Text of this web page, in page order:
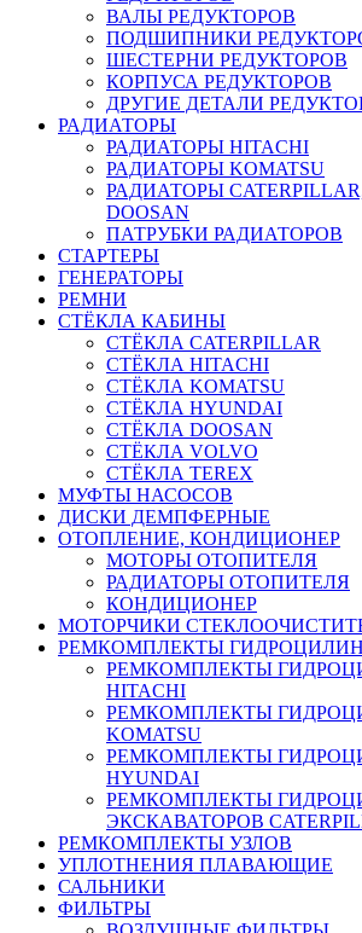
ВАЛЫ РЕДУКТОРОВ
ПОДШИПНИКИ
ШЕСТЕРНИ РЕДУКТОРОВ
КОРПУСА РЕДУКТОРОВ
ДРУГИЕ ДЕТАЛИ
РАДИАТОРЫ
РАДИАТОРЫ HITACHI
РАДИАТОРЫ KOMATSU
РАДИАТОРЫ
DOOSAN
ПАТРУБКИ РАДИАТОРОВ
СТАРТЕРЫ
ГЕНЕРАТОРЫ
РЕМНИ
СТЁКЛА КАБИНЫ
СТЁКЛА CATERPILLAR
СТЁКЛА HITACHI
СТЁКЛА KOMATSU
СТЁКЛА HYUNDAI
СТЁКЛА DOOSAN
СТЁКЛА VOLVO
СТЁКЛА TEREX
МУФТЫ НАСОСОВ
ДИСКИ ДЕМПФЕРНЫЕ
ОТОПЛЕНИЕ, КОНДИЦИОНЕР
МОТОРЫ ОТОПИТЕЛЯ
РАДИАТОРЫ ОТОПИТЕЛЯ
КОНДИЦИОНЕР
МОТОРЧИКИ
РЕМКОМПЛЕКТЫ
РЕМКОМПЛЕКТЫ
HITACHI
РЕМКОМПЛЕКТЫ
KOMATSU
РЕМКОМПЛЕКТЫ
HYUNDAI
РЕМКОМПЛЕКТЫ
ЭКСКАВАТОРОВ
РЕМКОМПЛЕКТЫ УЗЛОВ
УПЛОТНЕНИЯ ПЛАВАЮЩИЕ
САЛЬНИКИ
ФИЛЬТРЫ